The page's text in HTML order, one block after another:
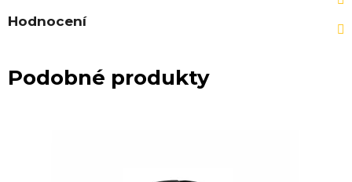
Hodnocení
Podobné produkty